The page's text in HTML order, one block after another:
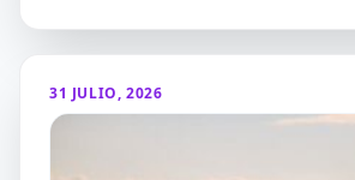
31 JULIO, 2026